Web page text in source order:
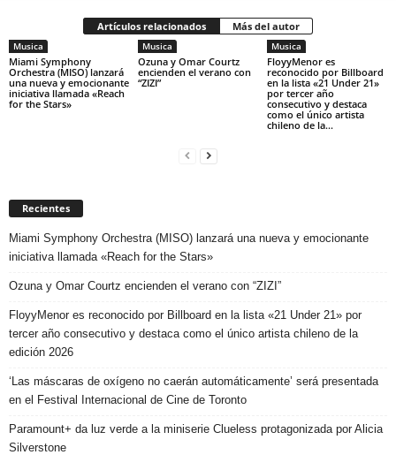
Artículos relacionados Más del autor
Musica
Miami Symphony
Orchestra (MISO) lanzará
una nueva y emocionante
iniciativa llamada «Reach
for the Stars»
Musica
Ozuna y Omar Courtz
encienden el verano con
“ZIZI”
Musica
FloyyMenor es
reconocido por Billboard
en la lista «21 Under 21»
por tercer año
consecutivo y destaca
como el único artista
chileno de la...
Recientes
Miami Symphony Orchestra (MISO) lanzará una nueva y emocionante
iniciativa llamada «Reach for the Stars»
Ozuna y Omar Courtz encienden el verano con “ZIZI”
FloyyMenor es reconocido por Billboard en la lista «21 Under 21» por
tercer año consecutivo y destaca como el único artista chileno de la
edición 2026
‘Las máscaras de oxígeno no caerán automáticamente’ será presentada
en el Festival Internacional de Cine de Toronto
Paramount+ da luz verde a la miniserie Clueless protagonizada por Alicia
Silverstone